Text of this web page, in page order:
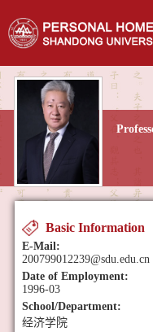
Basic Information
E-Mail:
200799012239@sdu.edu.cn
Date of Employment:
1996-03
School/Department:
经济学院